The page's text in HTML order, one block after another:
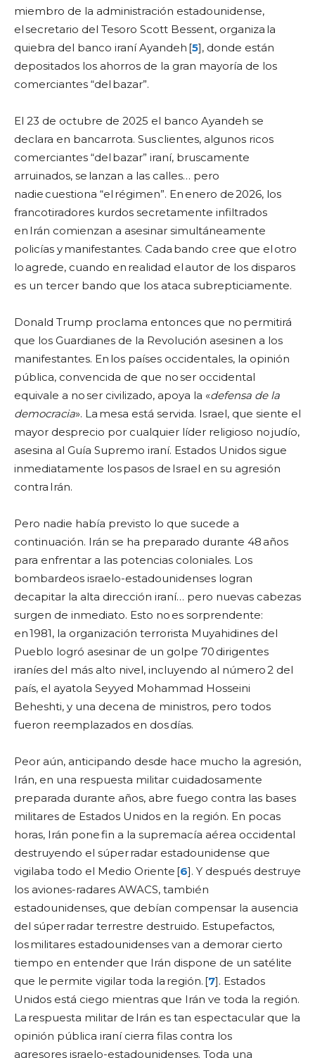
miembro de la administración estadounidense,
el secretario del Tesoro Scott Bessent, organiza la
quiebra del banco iraní Ayandeh [5], donde están
depositados los ahorros de la gran mayoría de los
comerciantes “del bazar”.
El 23 de octubre de 2025 el banco Ayandeh se
declara en bancarrota. Sus clientes, algunos ricos
comerciantes “del bazar” iraní, bruscamente
arruinados, se lanzan a las calles… pero
nadie cuestiona “el régimen”. En enero de 2026, los
francotiradores kurdos secretamente infiltrados
en Irán comienzan a asesinar simultáneamente
policías y manifestantes. Cada bando cree que el otro
lo agrede, cuando en realidad el autor de los disparos
es un tercer bando que los ataca subrepticiamente.
Donald Trump proclama entonces que no permitirá
que los Guardianes de la Revolución asesinen a los
manifestantes. En los países occidentales, la opinión
pública, convencida de que no ser occidental
equivale a no ser civilizado, apoya la «defensa de la
democracia». La mesa está servida. Israel, que siente el
mayor desprecio por cualquier líder religioso no judío,
asesina al Guía Supremo iraní. Estados Unidos sigue
inmediatamente los pasos de Israel en su agresión
contra Irán.
Pero nadie había previsto lo que sucede a
continuación. Irán se ha preparado durante 48 años
para enfrentar a las potencias coloniales. Los
bombardeos israelo-estadounidenses logran
decapitar la alta dirección iraní… pero nuevas cabezas
surgen de inmediato. Esto no es sorprendente:
en 1981, la organización terrorista Muyahidines del
Pueblo logró asesinar de un golpe 70 dirigentes
iraníes del más alto nivel, incluyendo al número 2 del
país, el ayatola Seyyed Mohammad Hosseini
Beheshti, y una decena de ministros, pero todos
fueron reemplazados en dos días.
Peor aún, anticipando desde hace mucho la agresión,
Irán, en una respuesta militar cuidadosamente
preparada durante años, abre fuego contra las bases
militares de Estados Unidos en la región. En pocas
horas, Irán pone fin a la supremacía aérea occidental
destruyendo el súper radar estadounidense que
vigilaba todo el Medio Oriente [6]. Y después destruye
los aviones-radares AWACS, también
estadounidenses, que debían compensar la ausencia
del súper radar terrestre destruido. Estupefactos,
los militares estadounidenses van a demorar cierto
tiempo en entender que Irán dispone de un satélite
que le permite vigilar toda la región. [7]. Estados
Unidos está ciego mientras que Irán ve toda la región.
La respuesta militar de Irán es tan espectacular que la
opinión pública iraní cierra filas contra los
agresores israelo-estadounidenses. Toda una